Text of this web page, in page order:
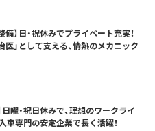
】日・祝休みでプライベート充実！
医」として支える、情熱のメカニック
日曜・祝日休みで、理想のワークライ
車専門の安定企業で長く活躍！